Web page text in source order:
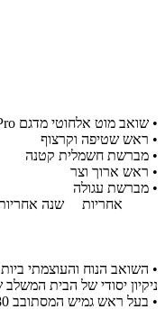
• שואב מוט אלחוטי מדגם M11 Pro
• ראש שטיפה וקרצוף
• מברשת חשמלית קטנה
• ראש ארוך וצר
• מברשת עגולה
אחריות
• השואב הנוח והעוצמתי
ניקיון יסודי של הבית